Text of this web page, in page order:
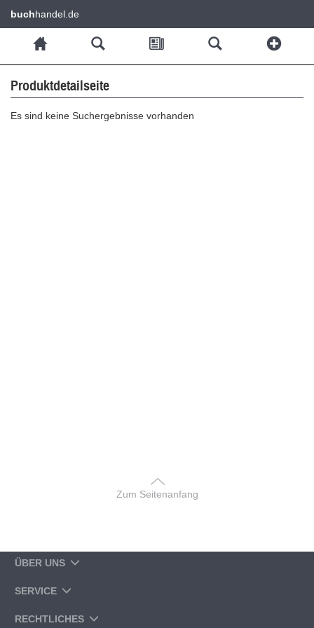
buchhandel.de
Produktdetailseite
Es sind keine Suchergebnisse vorhanden
Zum Seitenanfang
ÜBER UNS
SERVICE
RECHTLICHES